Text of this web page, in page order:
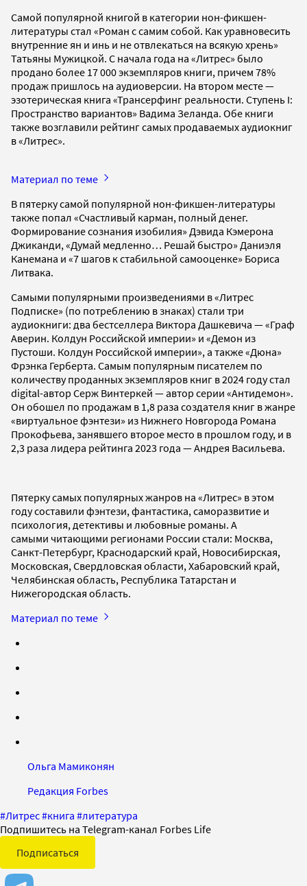
Самой популярной книгой в категории нон-фикшен-
литературы стал «Роман с самим собой. Как уравновесить
внутренние ян и инь и не отвлекаться на всякую хрень»
Татьяны Мужицкой. С начала года на «Литрес» было
продано более 17 000 экземпляров книги, причем 78%
продаж пришлось на аудиоверсии. На втором месте —
эзотерическая книга «Трансерфинг реальности. Ступень I:
Пространство вариантов» Вадима Зеланда. Обе книги
также возглавили рейтинг самых продаваемых аудиокниг
в «Литрес».
Материал по теме
В пятерку самой популярной нон-фикшен-литературы
также попал «Счастливый карман, полный денег.
Формирование сознания изобилия» Дэвида Кэмерона
Джиканди, «Думай медленно… Решай быстро» Даниэля
Канемана и «7 шагов к стабильной самооценке» Бориса
Литвака.
Самыми популярными произведениями в «Литрес
Подписке» (по потреблению в знаках) стали три
аудиокниги: два бестселлера Виктора Дашкевича — «Граф
Аверин. Колдун Российской империи» и «Демон из
Пустоши. Колдун Российской империи», а также «Дюна»
Фрэнка Герберта. Самым популярным писателем по
количеству проданных экземпляров книг в 2024 году стал
digital-автор Серж Винтеркей — автор серии «Антидемон».
Он обошел по продажам в 1,8 раза создателя книг в жанре
«виртуальное фэнтези» из Нижнего Новгорода Романа
Прокофьева, занявшего второе место в прошлом году, и в
2,3 раза лидера рейтинга 2023 года — Андрея Васильева.
Пятерку самых популярных жанров на «Литрес» в этом
году составили фэнтези, фантастика, саморазвитие и
психология, детективы и любовные романы. А
самыми читающими регионами России стали: Москва,
Санкт-Петербург, Краснодарский край, Новосибирская,
Московская, Свердловская области, Хабаровский край,
Челябинская область, Республика Татарстан и
Нижегородская область.
Материал по теме
Ольга Мамиконян
Редакция Forbes
#Литрес#книга #литература
Подпишитесь на Telegram-канал Forbes Life
Подписаться